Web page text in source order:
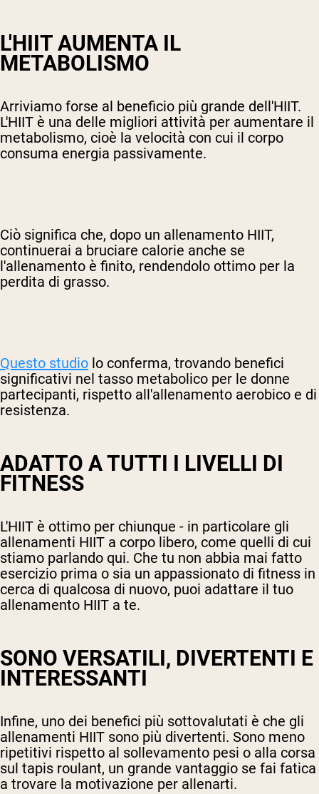
L'HIIT AUMENTA IL
METABOLISMO
Arriviamo forse al beneficio più grande dell'HIIT.
L'HIIT è una delle migliori attività per aumentare il
metabolismo, cioè la velocità con cui il corpo
consuma energia passivamente.
Ciò significa che, dopo un allenamento HIIT,
continuerai a bruciare calorie anche se
l'allenamento è finito, rendendolo ottimo per la
perdita di grasso.
Questo studio lo conferma, trovando benefici
significativi nel tasso metabolico per le donne
partecipanti, rispetto all'allenamento aerobico e di
resistenza.
ADATTO A TUTTI I LIVELLI DI
FITNESS
L'HIIT è ottimo per chiunque - in particolare gli
allenamenti HIIT a corpo libero, come quelli di cui
stiamo parlando qui. Che tu non abbia mai fatto
esercizio prima o sia un appassionato di fitness in
cerca di qualcosa di nuovo, puoi adattare il tuo
allenamento HIIT a te.
SONO VERSATILI, DIVERTENTI E
INTERESSANTI
Infine, uno dei benefici più sottovalutati è che gli
allenamenti HIIT sono più divertenti. Sono meno
ripetitivi rispetto al sollevamento pesi o alla corsa
sul tapis roulant, un grande vantaggio se fai fatica
a trovare la motivazione per allenarti.